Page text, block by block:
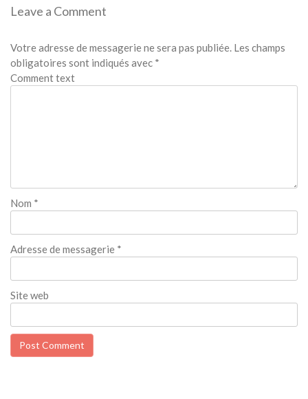
Leave a Comment
Votre adresse de messagerie ne sera pas publiée. Les champs
obligatoires sont indiqués avec *
Comment text
Nom *
Adresse de messagerie *
Site web